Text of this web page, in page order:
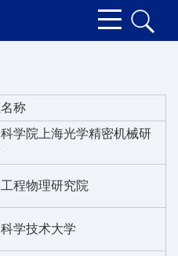
称
学院上海光学精密机械研
程物理研究院
学技术大学